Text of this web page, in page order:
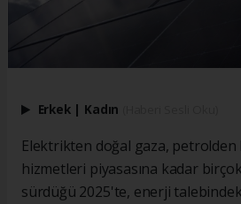
Erkek | Kadın
Elektrikten doğal gaza, petrolden
hizmetleri piyasasına kadar
sürdüğü 2025'te, enerji talebindeki